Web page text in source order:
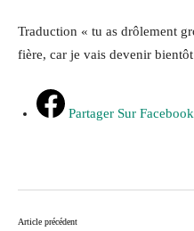
Traduction « tu as drôlement
fière, car je vais devenir
Partager Sur Facebook
Article précédent